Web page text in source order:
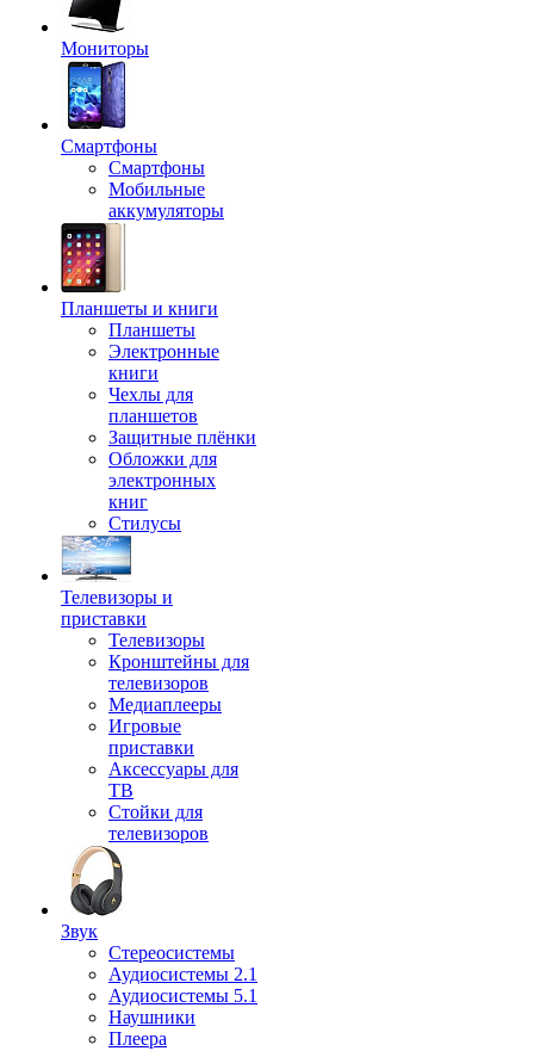
Мониторы
Смартфоны
Смартфоны
Мобильные
аккумуляторы
Планшеты и книги
Планшеты
Электронные
книги
Чехлы для
планшетов
Защитные плёнки
Обложки для
электронных
книг
Стилусы
Телевизоры и
приставки
Телевизоры
Кронштейны для
телевизоров
Медиаплееры
Игровые
приставки
Аксессуары для
ТВ
Стойки для
телевизоров
Звук
Стереосистемы
Аудиосистемы 2.1
Аудиосистемы 5.1
Наушники
Плеера